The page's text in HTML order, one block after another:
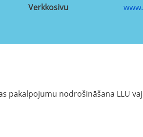
Verkkosivu
pakalpojumu nodrošināšana LLU